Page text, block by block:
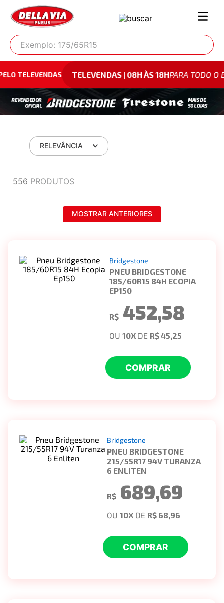
Exemplo: 175/65R15
TELEVENDAS | 08H ÀS 18HPARA TODO O BRASIL
RELEVÂNCIA
556 PRODUTOS
MOSTRAR ANTERIORES
Bridgestone
PNEU BRIDGESTONE
185/60R15 84H ECOPIA
EP150
R$ 452,58
OU10X DE R$ 45,25
COMPRAR
Bridgestone
PNEU BRIDGESTONE
215/55R17 94V TURANZA
6 ENLITEN
R$ 689,69
OU10X DE R$ 68,96
COMPRAR